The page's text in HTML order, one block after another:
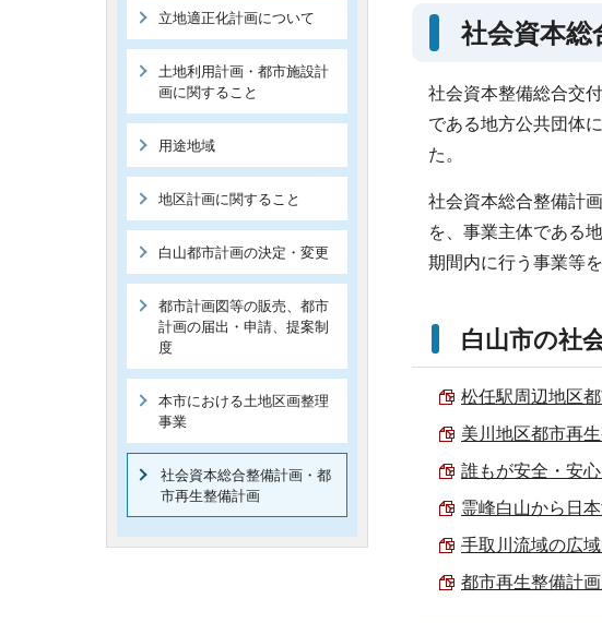
社会資本総
社会資本整備総合交
である地方公共団体
た。
社会資本総合整備計
を、事業主体である
期間内に行う事業等
白山市の社
松任駅周辺地区
美川地区都市再
誰もが安全・安
霊峰白山から日
手取川流域の広
都市再生整備計
立地適正化計画について
土地利用計画・都市施設計
画に関すること
用途地域
地区計画に関すること
白山都市計画の決定・変更
都市計画図等の販売、都市
計画の届出・申請、提案制
度
本市における土地区画整理
事業
社会資本総合整備計画・都
市再生整備計画